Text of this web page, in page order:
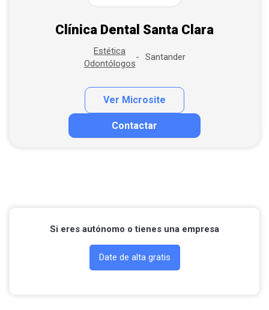
Clínica Dental Santa Clara
Estética
Odontólogos
Santander
Ver Microsite
Contactar
Contactar por correo
Si eres autónomo o tienes una empresa
Date de alta gratis